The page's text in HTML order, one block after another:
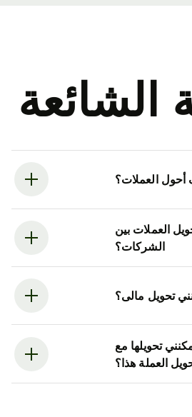
الشائعة
العملات؟
العملات بين
الشركات؟
تحويل مالى؟
تحويلها مع
العملة هذا؟